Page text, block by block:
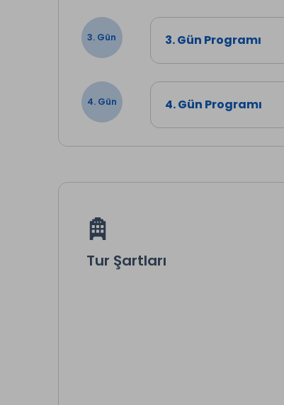
3. Gün 3. Gün Programı
4. Gün 4. Gün Programı
Tur Şartları